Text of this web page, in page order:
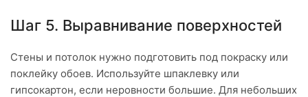
Шаг 5. Выравнивание поверхностей
Стены и потолок нужно подготовить под покраску или
поклейку обоев. Используйте шпаклевку или
гипсокартон, если неровности большие. Для небольших